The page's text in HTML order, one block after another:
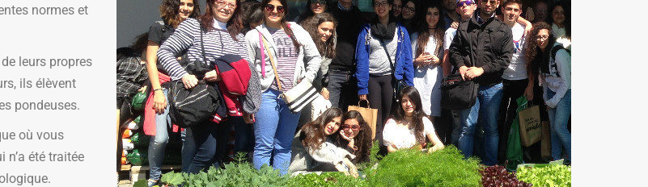
normes et
leurs propres
ils élèvent
pondeuses.
où vous
été traitée